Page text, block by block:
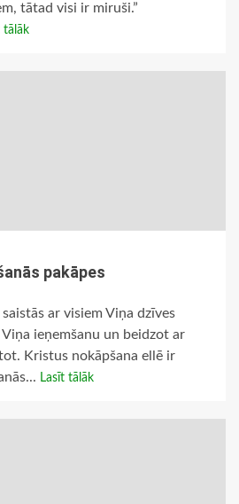
tātad visi ir miruši.”
tālāk
pakāpes
ar visiem Viņa dzīves
ieņemšanu un beidzot ar
Kristus nokāpšana ellē ir
Lasīt tālāk